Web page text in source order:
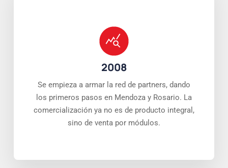
2008
Se empieza a armar la red de partners, dando
los primeros pasos en Mendoza y Rosario. La
comercialización ya no es de producto integral,
sino de venta por módulos.